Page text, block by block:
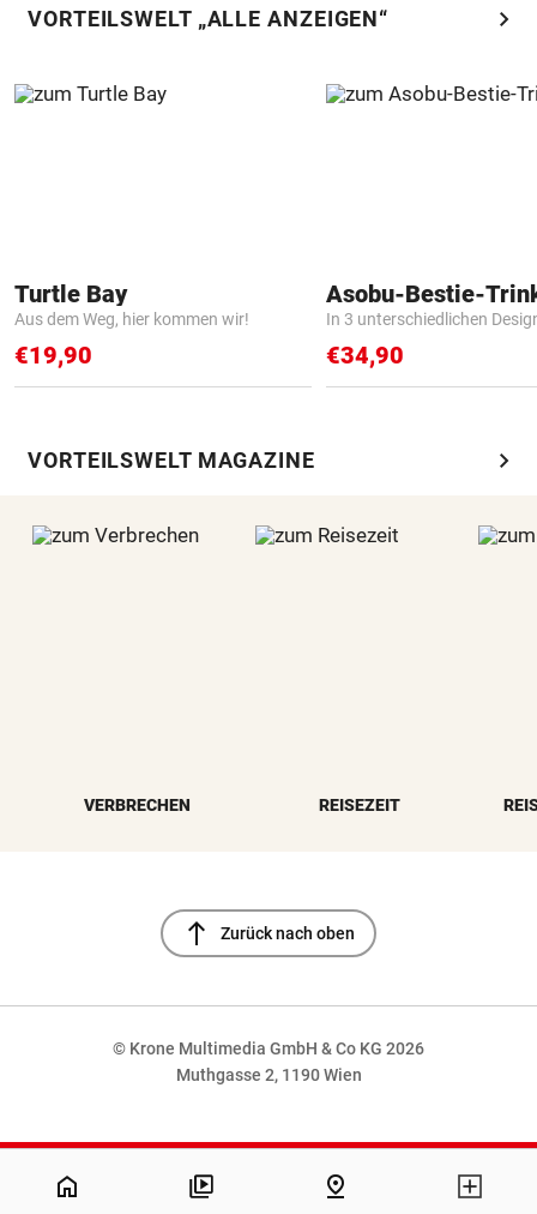
VORTEILSWELT „ALLE ANZEIGEN“ chevron_right
Turtle Bay
Aus dem Weg, hier kommen wir!
€19,90
Asobu-Bestie-
In 3 unterschiedlichen
€34,90
VORTEILSWELT MAGAZINE chevron_right
VERBRECHEN REISEZEIT
north Zurück nach oben
© Krone Multimedia GmbH & Co KG 2026
Muthgasse 2, 1190 Wien
home pin_drop
NaN%